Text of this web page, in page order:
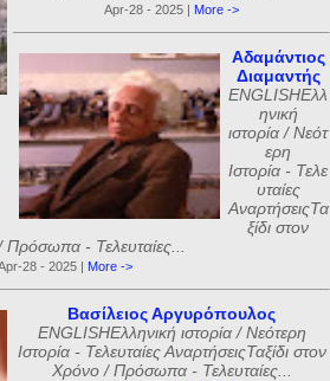
Apr-28 - 2025 | More ->
Αδαμάντιος
Διαμαντής
ENGLISHΕλλ
ηνική
ιστορία / Νεότ
ερη
Ιστορία - Τελε
υταίες
ΑναρτήσειςΤα
ξίδι στον
- Τελευταίες...
28 - 2025 | More ->
Βασίλειος Αργυρόπουλος
ENGLISHΕλληνική ιστορία / Νεότερη
Ιστορία - Τελευταίες ΑναρτήσειςΤαξίδι στον
Χρόνο / Πρόσωπα - Τελευταίες...